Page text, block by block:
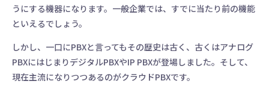
うにする機器になります。一般企業では、すでに当たり前の機能
といえるでしょう。
しかし、一口にPBXと言ってもその歴史は古く、古くはアナログ
PBXにはじまりデジタルPBXやIP PBXが登場しました。そして、
現在主流になりつつあるのがクラウドPBXです。